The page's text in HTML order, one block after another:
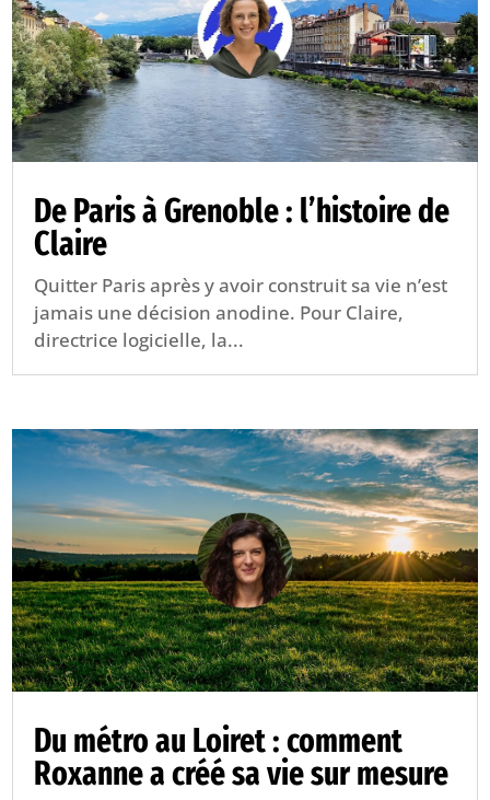
De Paris à Grenoble : l’histoire de
Claire
Quitter Paris après y avoir construit sa vie n’est
jamais une décision anodine. Pour Claire,
directrice logicielle, la...
Du métro au Loiret : comment
Roxanne a créé sa vie sur mesure